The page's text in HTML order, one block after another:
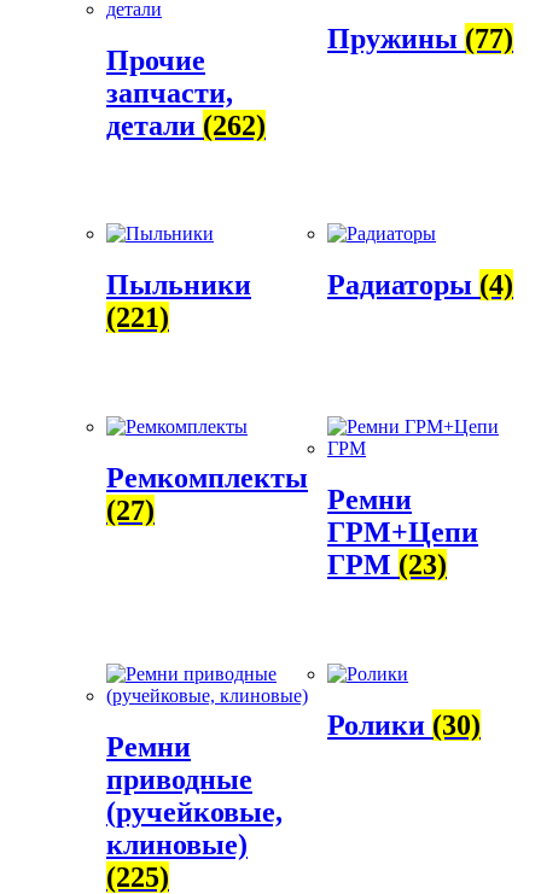
Прочие
запчасти,
детали (262)
Пружины (77)
Пыльники
(221)
Радиаторы (4)
Ремкомплекты
(27)
Ремни
ГРМ+Цепи
ГРМ (23)
Ремни
приводные
(ручейковые,
клиновые)
(225)
Ролики (30)